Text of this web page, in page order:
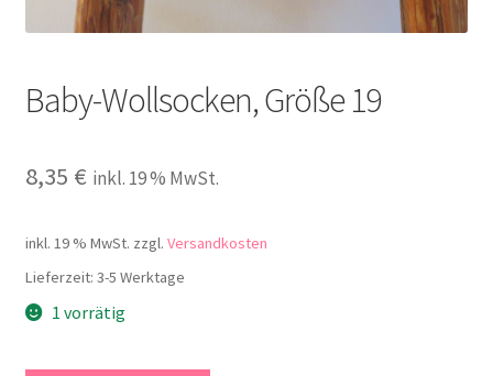
Kontakt
Baby-Wollsocken, Größe 19
8,35 € inkl. 19 % MwSt.
inkl. 19 % MwSt. zzgl. Versandkosten
Lieferzeit: 3-5 Werktage
1 vorrätig